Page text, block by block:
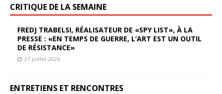
CRITIQUE DE LA SEMAINE
FREDJ TRABELSI, RÉALISATEUR DE «SPY LIST», À LA
PRESSE : «EN TEMPS DE GUERRE, L’ART EST UN OUTIL
DE RÉSISTANCE»
27 juillet 2026
ENTRETIENS ET RENCONTRES